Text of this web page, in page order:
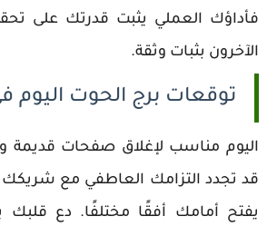
فأداؤك العملي يثبت قدرتك على
الآخرون بثبات وثقة.
توقعات برج الحوت اليوم
اليوم مناسب لإغلاق صفحات قديمة
قد تجدد التزامك العاطفي مع
يفتح أمامك أفقًا مختلفًا. دع قلبك